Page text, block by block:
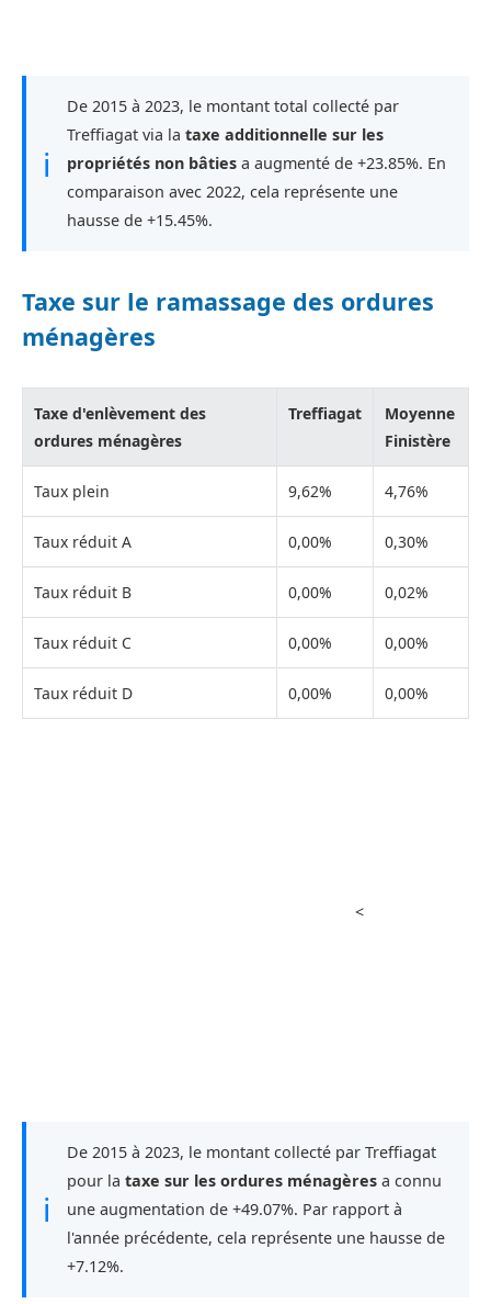
ℹ
De 2015 à 2023, le montant total collecté par
Treffiagat via la taxe additionnelle sur les
propriétés non bâties a augmenté de +23.85%. En
comparaison avec 2022, cela représente une
hausse de +15.45%.
Taxe sur le ramassage des ordures
ménagères
Taxe d'enlèvement des
ordures ménagères
Treffiagat
Moyenne
Finistère
Taux plein 9,62% 4,76%
Taux réduit A 0,00% 0,30%
Taux réduit B 0,00% 0,02%
Taux réduit C 0,00% 0,00%
Taux réduit D 0,00% 0,00%
<
ℹ
De 2015 à 2023, le montant collecté par Treffiagat
pour la taxe sur les ordures ménagères a connu
une augmentation de +49.07%. Par rapport à
l'année précédente, cela représente une hausse de
+7.12%.